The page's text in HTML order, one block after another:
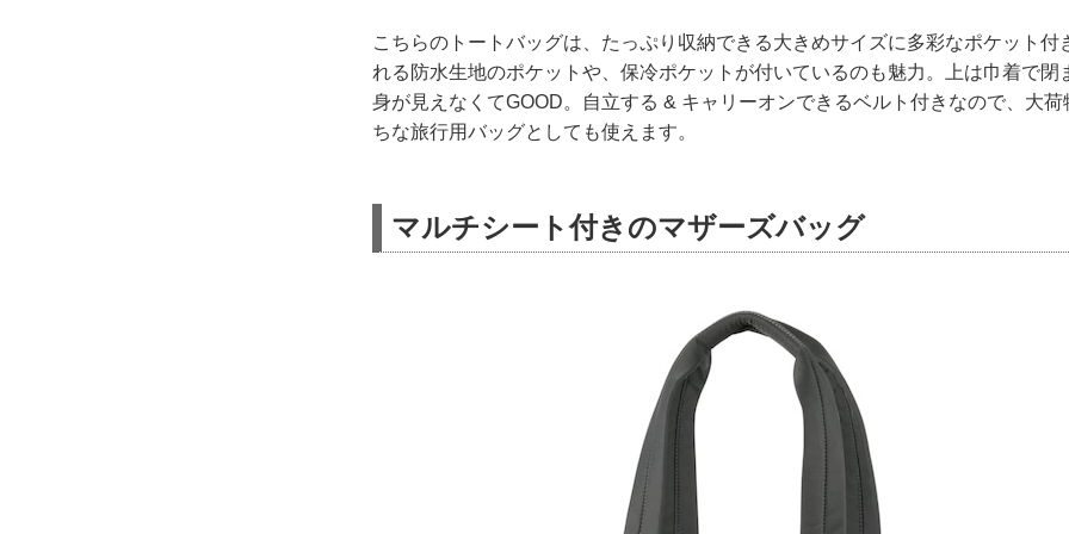
こちらのトートバッグは、たっぷり収納できる大きめサイズに多彩なポケット付
れる防水生地のポケットや、保冷ポケットが付いているのも魅力。上は巾着で閉
身が見えなくてGOOD。自立する & キャリーオンできるベルト付きなので、大
ちな旅行用バッグとしても使えます。
マルチシート付きのマザーズバッグ